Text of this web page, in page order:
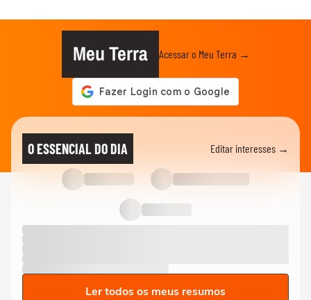
Meu Terra Acessar o Meu Terra →
O ESSENCIAL DO DIA Editar interesses →
Ler todos os meus resumos